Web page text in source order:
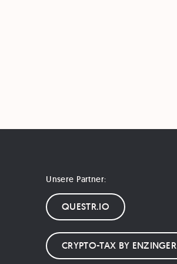
Unsere Partner:
QUESTR.IO
CRYPTO-TAX BY ENZINGER